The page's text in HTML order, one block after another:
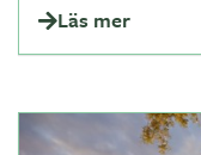
Läs mer